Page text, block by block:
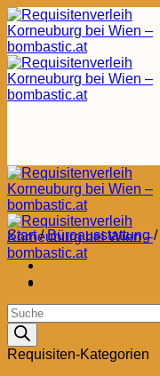
Zum
Inhalt
springen
Start / Büroausstattung /
Products
search
Requisiten-Kategorien